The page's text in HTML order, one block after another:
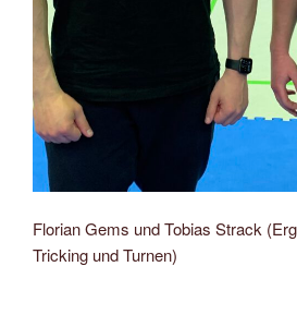
Florian Gems und Tobias Strack
Tricking und Turnen)